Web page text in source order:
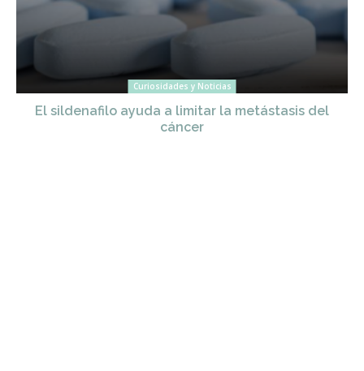
Curiosidades y Noticias
El sildenafilo ayuda a limitar la metástasis del
cáncer